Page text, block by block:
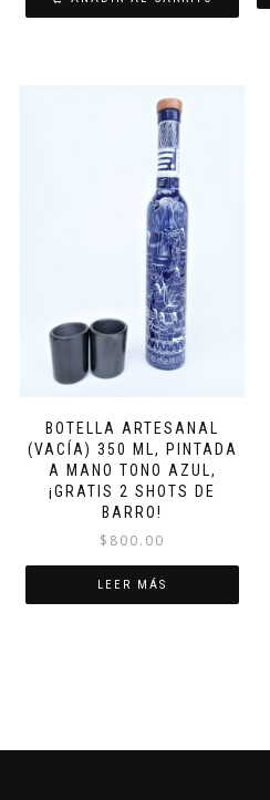
BOTELLA ARTESANAL
(VACÍA) 350 ML, PINTADA
A MANO TONO AZUL,
¡GRATIS 2 SHOTS DE
BARRO!
$ 800.00
LEER MÁS